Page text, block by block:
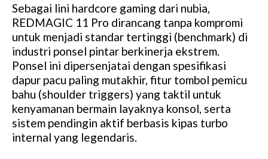
Sebagai lini hardcore gaming dari nubia,
REDMAGIC 11 Pro dirancang tanpa kompromi
untuk menjadi standar tertinggi (benchmark) di
industri ponsel pintar berkinerja ekstrem.
Ponsel ini dipersenjatai dengan spesifikasi
dapur pacu paling mutakhir, fitur tombol pemicu
bahu (shoulder triggers) yang taktil untuk
kenyamanan bermain layaknya konsol, serta
sistem pendingin aktif berbasis kipas turbo
internal yang legendaris.